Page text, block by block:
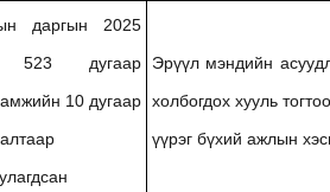
даргын 2025
523 дугаар
10 дугаар
Эрүүл мэндийн
холбогдох хууль
үүрэг бүхий ажлын